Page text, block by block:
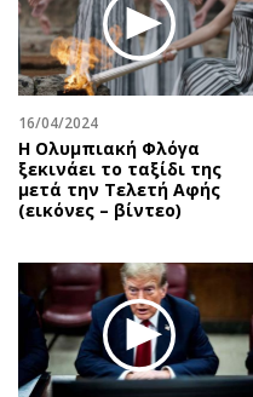
Επιχειρήσεις
Αγορές
Money Review
AstroBank Properties
Trends
Ενέργεια
Περιβάλλον
Ελλάδα
Κόσμος
Παράξενα
16/04/2024
Η Ολυμπιακή Φλόγα
ξεκινάει το ταξίδι της
μετά την Τελετή Αφής
(εικόνες – βίντεο)